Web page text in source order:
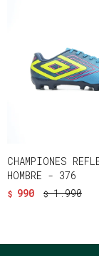
CHAMPIONES
HOMBRE - 376
$ 990 $ 1.990